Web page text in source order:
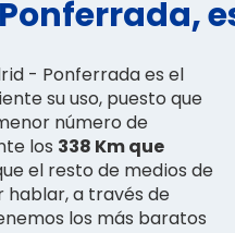
- Ponferrada es el
su uso, puesto que
número de
los 338 Km que
el resto de medios de
hablar, a través de
los más baratos